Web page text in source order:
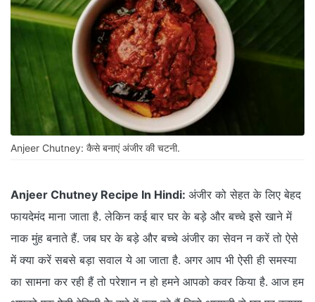
Anjeer Chutney: कैसे बनाएं अंजीर की चटनी.
Anjeer Chutney Recipe In Hindi: अंजीर को सेहत के लिए बेहद
फायदेमंद माना जाता है. लेकिन कई बार घर के बड़े और बच्चे इसे खाने में
नाक मुंह बनाते हैं. जब घर के बड़े और बच्चे अंजीर का सेवन न करें तो ऐसे
में क्या करें सबसे बड़ा सवाल ये आ जाता है. अगर आप भी ऐसी ही समस्या
का सामना कर रही हैं तो परेशान न हो हमने आपको कवर किया है. आज हम